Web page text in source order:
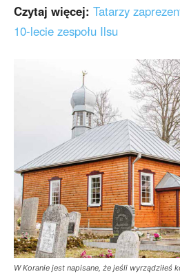
Czytaj więcej: Tatarzy
10-lecie zespołu Ilsu
W Koranie jest napisane, że jeśli wyrządziłeś